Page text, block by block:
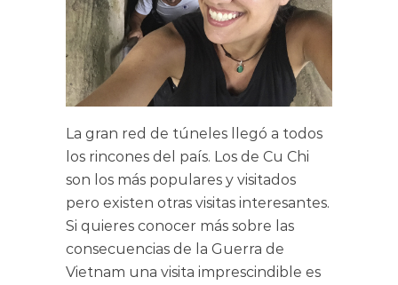
La gran red de túneles llegó a todos
los rincones del país. Los de Cu Chi
son los más populares y visitados
pero existen otras visitas interesantes.
Si quieres conocer más sobre las
consecuencias de la Guerra de
Vietnam una visita imprescindible es